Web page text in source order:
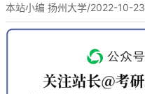
本站小编 扬州大学/2022-10-23